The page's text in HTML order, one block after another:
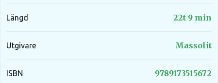
Längd 22t 9 min
Utgivare Massolit
ISBN 9789173515672